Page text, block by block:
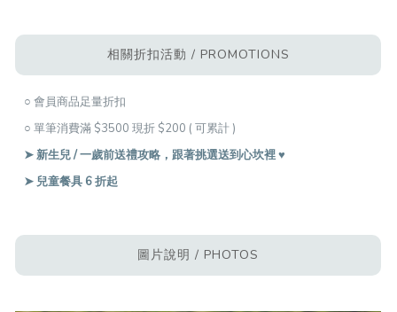
相關折扣活動 / PROMOTIONS
○ 會員商品足量折扣
○ 單筆消費滿 $3500 現折 $200 ( 可累計 )
➤ 新生兒 / 一歲前送禮攻略，跟著挑選送到心坎裡 ♥︎
➤ 兒童餐具 6 折起
圖片說明 / PHOTOS